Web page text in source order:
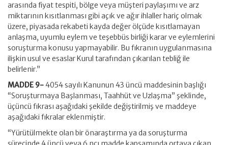
arasında fiyat tespiti, bölge veya müşteri paylaşımı ve arz
miktarının kısıtlanması gibi açık ve ağır ihlaller hariç olmak
üzere, piyasada rekabeti kayda değer ölçüde kısıtlamayan
anlaşma, uyumlu eylem ve teşebbüs birliği karar ve eylemlerini
soruşturma konusu yapmayabilir. Bu fıkranın uygulanmasına
ilişkin usul ve esaslar Kurul tarafından çıkarılan tebliğ ile
belirlenir.”
MADDE 9- 4054 sayılı Kanunun 43 üncü maddesinin başlığı
“Soruşturmaya Başlanması, Taahhüt ve Uzlaşma” şeklinde,
üçüncü fıkrası aşağıdaki şekilde değiştirilmiş ve maddeye
aşağıdaki fıkralar eklenmiştir.
“Yürütülmekte olan bir önaraştırma ya da soruşturma